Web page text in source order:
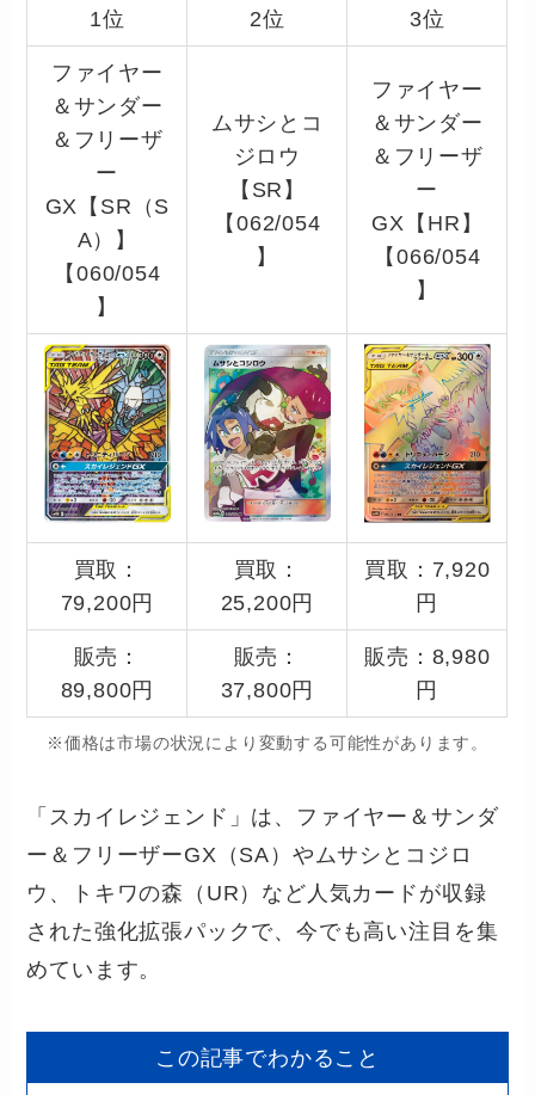
1位 2位 3位
ファイヤー
＆サンダー
＆フリーザ
ー
GX【SR（S
A）】
【060/054
】
ムサシとコ
ジロウ
【SR】
【062/054
】
ファイヤー
＆サンダー
＆フリーザ
ー
GX【HR】
【066/054
】
買取：
79,200円
買取：
25,200円
買取：7,920
円
販売：
89,800円
販売：
37,800円
販売：8,980
円
※価格は市場の状況により変動する可能性があります。
「スカイレジェンド」は、ファイヤー＆サンダ
ー＆フリーザーGX（SA）やムサシとコジロ
ウ、トキワの森（UR）など人気カードが収録
された強化拡張パックで、今でも高い注目を集
めています。
この記事でわかること